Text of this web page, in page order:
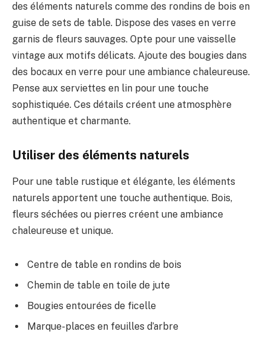
des éléments naturels comme des rondins de bois en
guise de sets de table. Dispose des vases en verre
garnis de fleurs sauvages. Opte pour une vaisselle
vintage aux motifs délicats. Ajoute des bougies dans
des bocaux en verre pour une ambiance chaleureuse.
Pense aux serviettes en lin pour une touche
sophistiquée. Ces détails créent une atmosphère
authentique et charmante.
Utiliser des éléments naturels
Pour une table rustique et élégante, les éléments
naturels apportent une touche authentique. Bois,
fleurs séchées ou pierres créent une ambiance
chaleureuse et unique.
Centre de table en rondins de bois
Chemin de table en toile de jute
Bougies entourées de ficelle
Marque-places en feuilles d’arbre